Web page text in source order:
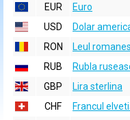
EUR
Euro
USD
Dolar
RON
Leul
RUB
Rubla
GBP
Lira sterlina
CHF
Francul